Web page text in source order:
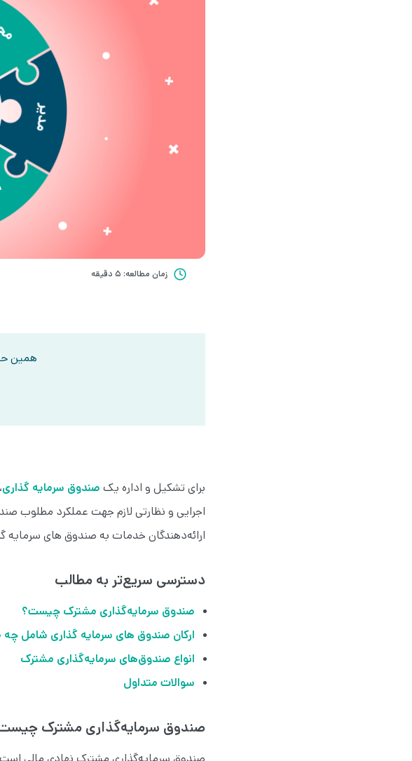
زمان مطالعه: 5 دقیقه
همین
برای تشکیل و اداره یک صندوق سرمایه گذاری
اجرایی و نظارتی لازم جهت عملکرد مطلوب
ارائه‌دهندگان خدمات به صندوق های
دسترسی سریع‌تر به مطالب
صندوق سرمایه‌گذاری مشترک چیست؟
ارکان صندوق های سرمایه گذاری شامل
انواع صندوق‌های سرمایه‌گذاری مشترک
سوالات متداول
صندوق سرمایه‌گذاری مشترک